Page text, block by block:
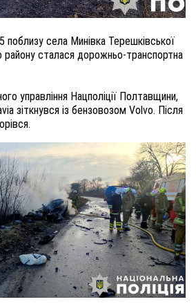
села Минівка Терешківської
сталася дорожньо-транспортна
управління Нацполіції Полтавщини,
зіткнувся із бензовозом Volvo. Після